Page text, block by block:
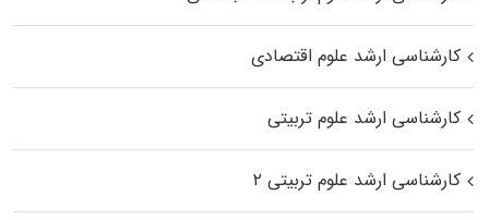
کارشناسی ارشد علوم اقتصادی
کارشناسی ارشد علوم تربیتی
کارشناسی ارشد علوم تربیتی ۲